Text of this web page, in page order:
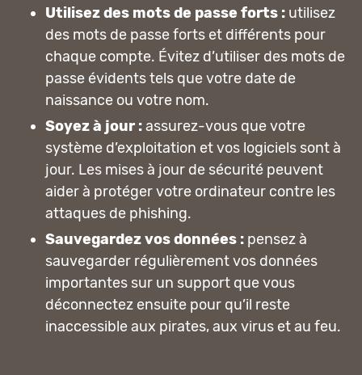
Utilisez des mots de passe forts : utilisez
des mots de passe forts et différents pour
chaque compte. Évitez d’utiliser des mots de
passe évidents tels que votre date de
naissance ou votre nom.
Soyez à jour :assurez-vous que votre
système d’exploitation et vos logiciels sont à
jour. Les mises à jour de sécurité peuvent
aider à protéger votre ordinateur contre les
attaques de phishing.
Sauvegardez vos données : pensez à
sauvegarder régulièrement vos données
importantes sur un support que vous
déconnectez ensuite pour qu’il reste
inaccessible aux pirates, aux virus et au feu.